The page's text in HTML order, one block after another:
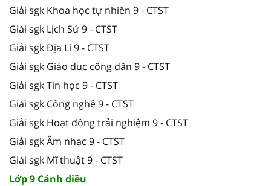
Giải sgk Khoa học tự nhiên 9 - CTST
Giải sgk Lịch Sử 9 - CTST
Giải sgk Địa Lí 9 - CTST
Giải sgk Giáo dục công dân 9 - CTST
Giải sgk Tin học 9 - CTST
Giải sgk Công nghệ 9 - CTST
Giải sgk Hoạt động trải nghiệm 9 - CTST
Giải sgk Âm nhạc 9 - CTST
Giải sgk Mĩ thuật 9 - CTST
Lớp 9 Cánh diều